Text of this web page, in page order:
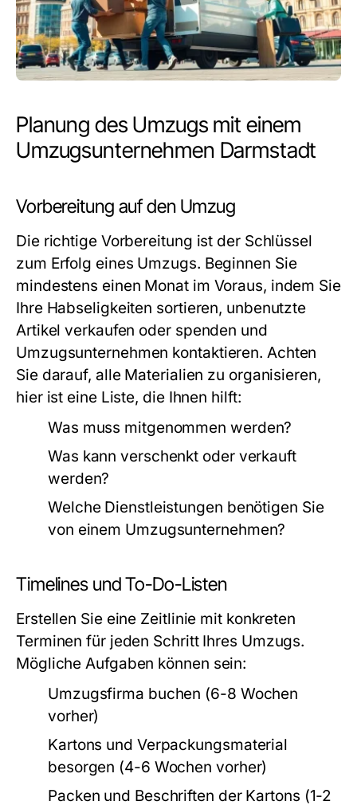
Planung des Umzugs mit einem
Umzugsunternehmen Darmstadt
Vorbereitung auf den Umzug
Die richtige Vorbereitung ist der Schlüssel
zum Erfolg eines Umzugs. Beginnen Sie
mindestens einen Monat im Voraus, indem Sie
Ihre Habseligkeiten sortieren, unbenutzte
Artikel verkaufen oder spenden und
Umzugsunternehmen kontaktieren. Achten
Sie darauf, alle Materialien zu organisieren,
hier ist eine Liste, die Ihnen hilft:
Was muss mitgenommen werden?
Was kann verschenkt oder verkauft
werden?
Welche Dienstleistungen benötigen Sie
von einem Umzugsunternehmen?
Timelines und To-Do-Listen
Erstellen Sie eine Zeitlinie mit konkreten
Terminen für jeden Schritt Ihres Umzugs.
Mögliche Aufgaben können sein:
Umzugsfirma buchen (6-8 Wochen
vorher)
Kartons und Verpackungsmaterial
besorgen (4-6 Wochen vorher)
Packen und Beschriften der Kartons (1-2